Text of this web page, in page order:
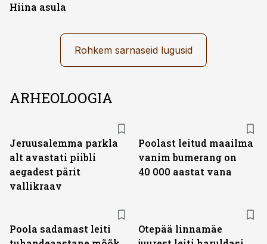
Hiina asula
Rohkem sarnaseid lugusid
ARHEOLOOGIA
Jeruusalemma parkla
alt avastati piibli
aegadest pärit
vallikraav
Poolast leitud maailma
vanim bumerang on
40 000 aastat vana
Poola sadamast leiti
Otepää linnamäe